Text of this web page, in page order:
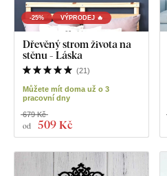
-25% VÝPRODEJ 🔥
Dřevěný strom života na
stěnu - Láska
(21)
Můžete mít doma už o 3
pracovní dny
od 509 Kč
679 Kč